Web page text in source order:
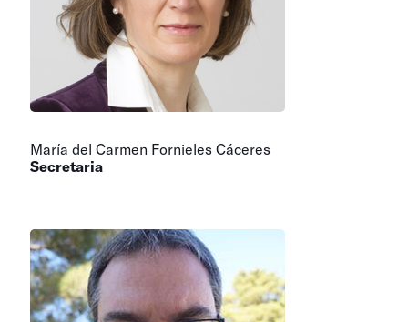
María del Carmen Fornieles Cáceres
Secretaria